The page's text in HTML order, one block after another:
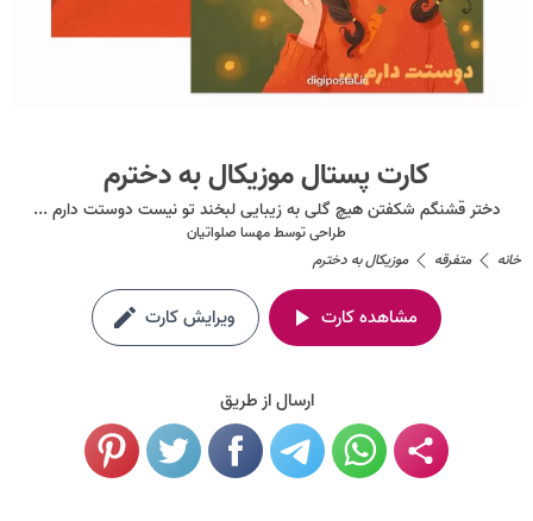
کارت پستال موزیکال به دخترم
دختر قشنگم شکفتن هیچ گلی به زیبایی لبخند تو نیست دوستت دارم ...
طراحی توسطمهسا صلواتیان
خانه
متفرقه موزیکال به دخترم
مشاهده کارت ویرایش کارت
ارسال از طریق